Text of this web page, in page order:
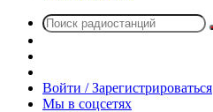
радио
Войти / Зарегистрироваться
Мы в соцсетях